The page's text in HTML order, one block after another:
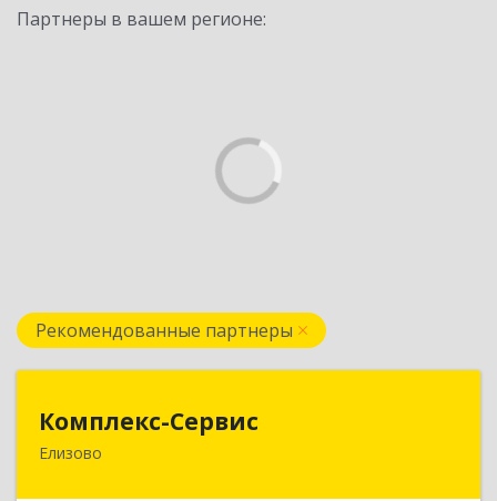
Партнеры в вашем регионе:
Рекомендованные партнеры
Комплекс-Сервис
Елизово684000, Камчатский край, Елизовский р-н,